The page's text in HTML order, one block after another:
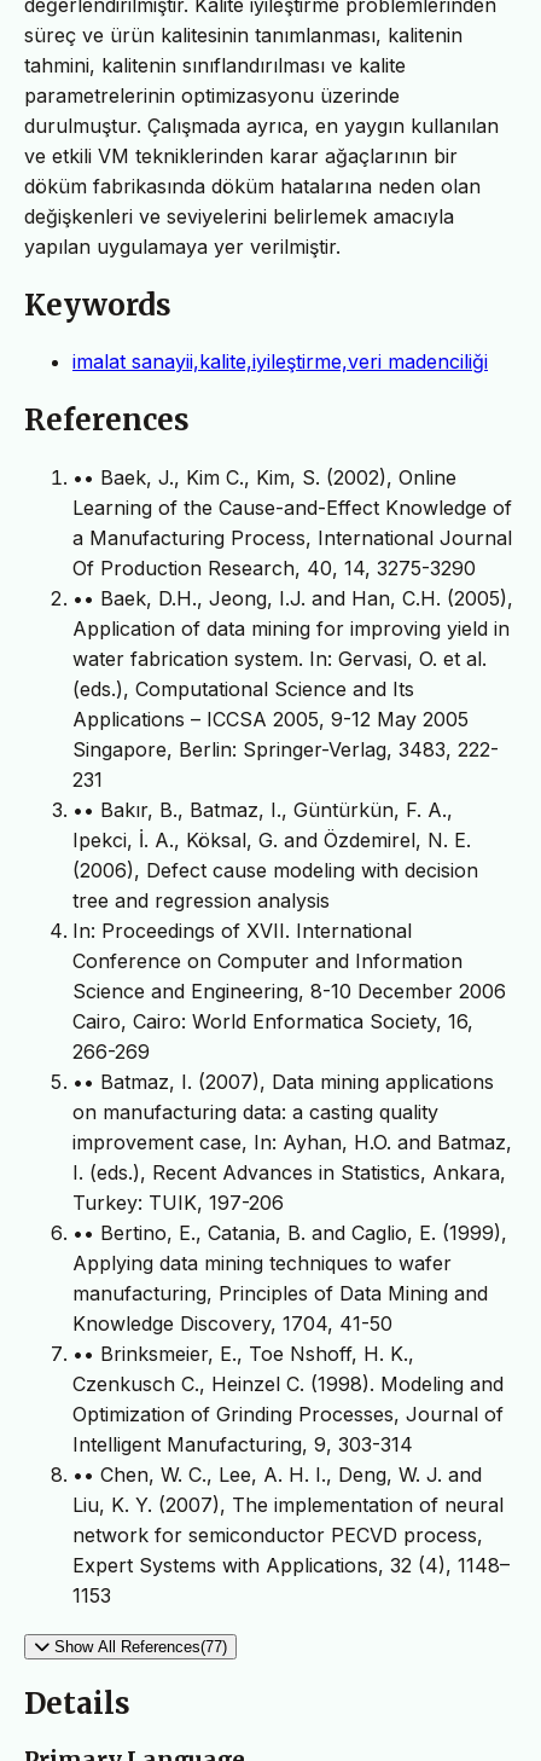
süreç ve ürün kalitesinin tanımlanması, kalitenin
tahmini, kalitenin sınıflandırılması ve kalite
parametrelerinin optimizasyonu üzerinde
durulmuştur. Çalışmada ayrıca, en yaygın kullanılan
ve etkili VM tekniklerinden karar ağaçlarının bir
döküm fabrikasında döküm hatalarına neden olan
değişkenleri ve seviyelerini belirlemek amacıyla
yapılan uygulamaya yer verilmiştir.
Keywords
imalat sanayii,kalite,iyileştirme,veri madenciliği
References
•• Baek, J., Kim C., Kim, S. (2002), Online
Learning of the Cause-and-Effect Knowledge of
a Manufacturing Process, International Journal
Of Production Research, 40, 14, 3275-3290
•• Baek, D.H., Jeong, I.J. and Han, C.H. (2005),
Application of data mining for improving yield in
water fabrication system. In: Gervasi, O. et al.
(eds.), Computational Science and Its
Applications – ICCSA 2005, 9-12 May 2005
Singapore, Berlin: Springer-Verlag, 3483, 222-
231
•• Bakır, B., Batmaz, I., Güntürkün, F. A.,
Ipekci, İ. A., Köksal, G. and Özdemirel, N. E.
(2006), Defect cause modeling with decision
tree and regression analysis
In: Proceedings of XVII. International
Conference on Computer and Information
Science and Engineering, 8-10 December 2006
Cairo, Cairo: World Enformatica Society, 16,
266-269
•• Batmaz, I. (2007), Data mining applications
on manufacturing data: a casting quality
improvement case, In: Ayhan, H.O. and Batmaz,
I. (eds.), Recent Advances in Statistics, Ankara,
Turkey: TUIK, 197-206
•• Bertino, E., Catania, B. and Caglio, E. (1999),
Applying data mining techniques to wafer
manufacturing, Principles of Data Mining and
Knowledge Discovery, 1704, 41-50
•• Brinksmeier, E., Toe Nshoff, H. K.,
Czenkusch C., Heinzel C. (1998). Modeling and
Optimization of Grinding Processes, Journal of
Intelligent Manufacturing, 9, 303-314
•• Chen, W. C., Lee, A. H. I., Deng, W. J. and
Liu, K. Y. (2007), The implementation of neural
network for semiconductor PECVD process,
Expert Systems with Applications, 32 (4), 1148–
1153
Show All References(77)
Details